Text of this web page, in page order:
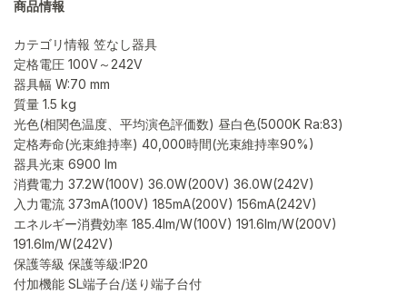
商品情報
カテゴリ情報 笠なし器具
定格電圧 100V～242V
器具幅 W:70 mm
質量 1.5 kg
光色(相関色温度、平均演色評価数) 昼白色(5000K Ra:83)
定格寿命(光束維持率) 40,000時間(光束維持率90%)
器具光束 6900 lm
消費電力 37.2W(100V) 36.0W(200V) 36.0W(242V)
入力電流 373mA(100V) 185mA(200V) 156mA(242V)
エネルギー消費効率 185.4lm/W(100V) 191.6lm/W(200V)
191.6lm/W(242V)
保護等級 保護等級:IP20
付加機能 SL端子台/送り端子台付